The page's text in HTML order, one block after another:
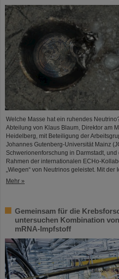
Welche Masse hat ein ruhendes
Abteilung von Klaus Blaum, Direktor am
Heidelberg, mit Beteiligung der
Johannes Gutenberg-Universität Mainz
Schwerionenforschung in Darmstadt,
Rahmen der internationalen ECHo-
„Wiegen“ von Neutrinos geleistet. Mit
Mehr »
Gemeinsam für die
untersuchen Kombination
mRNA-Impfstoff